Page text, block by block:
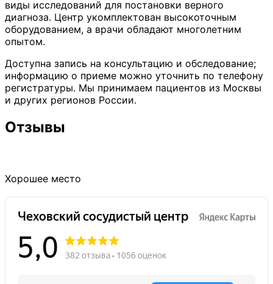
виды исследований для постановки верного
диагноза. Центр укомплектован высокоточным
оборудованием, а врачи обладают многолетним
опытом.
Доступна запись на консультацию и обследование;
информацию о приеме можно уточнить по телефону
регистратуры. Мы принимаем пациентов из Москвы
и других регионов России.
Отзывы
Хорошее место